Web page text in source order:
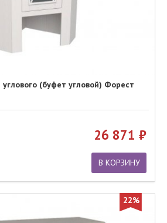
(буфет угловой) Форест
26 871
В КОРЗИНУ
22%